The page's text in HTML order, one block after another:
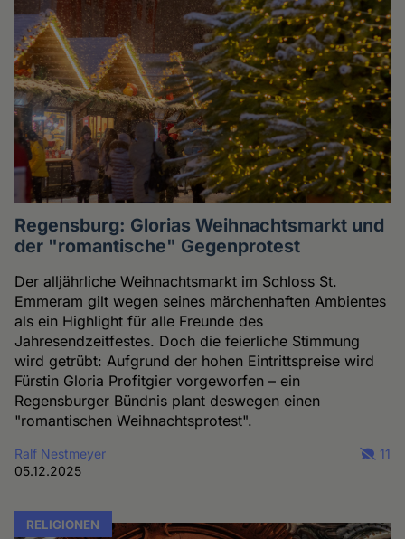
Regensburg: Glorias Weihnachtsmarkt und
der "romantische" Gegenprotest
Der alljährliche Weihnachtsmarkt im Schloss St.
Emmeram gilt wegen seines märchenhaften Ambientes
als ein Highlight für alle Freunde des
Jahresendzeitfestes. Doch die feierliche Stimmung
wird getrübt: Aufgrund der hohen Eintrittspreise wird
Fürstin Gloria Profitgier vorgeworfen – ein
Regensburger Bündnis plant deswegen einen
"romantischen Weihnachtsprotest".
Ralf Nestmeyer
05.12.2025
11
RELIGIONEN